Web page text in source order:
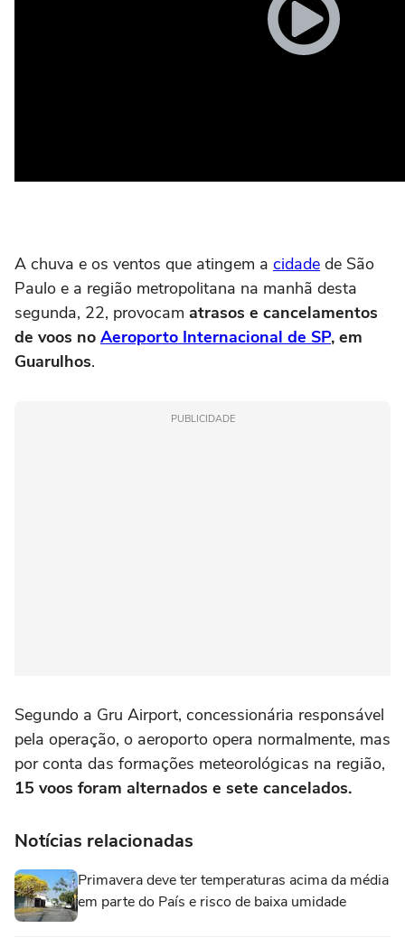
A chuva e os ventos que atingem a cidade de São
Paulo e a região metropolitana na manhã desta
segunda, 22, provocam atrasos e cancelamentos
de voos no Aeroporto Internacional de SP, em
Guarulhos.
PUBLICIDADE
Segundo a Gru Airport, concessionária responsável
pela operação, o aeroporto opera normalmente, mas
por conta das formações meteorológicas na região,
15 voos foram alternados e sete cancelados.
Notícias relacionadas
Primavera deve ter temperaturas acima da média
em parte do País e risco de baixa umidade